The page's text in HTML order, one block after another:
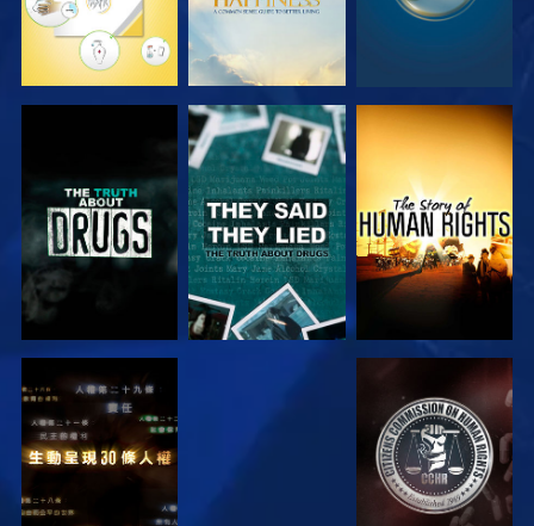
觀看 觀看
觀看 觀看